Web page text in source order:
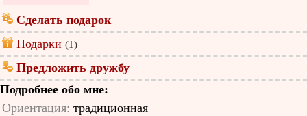
Сделать подарок
Подарки (1)
Предложить дружбу
Подробнее обо мне:
Ориентация: традиционная